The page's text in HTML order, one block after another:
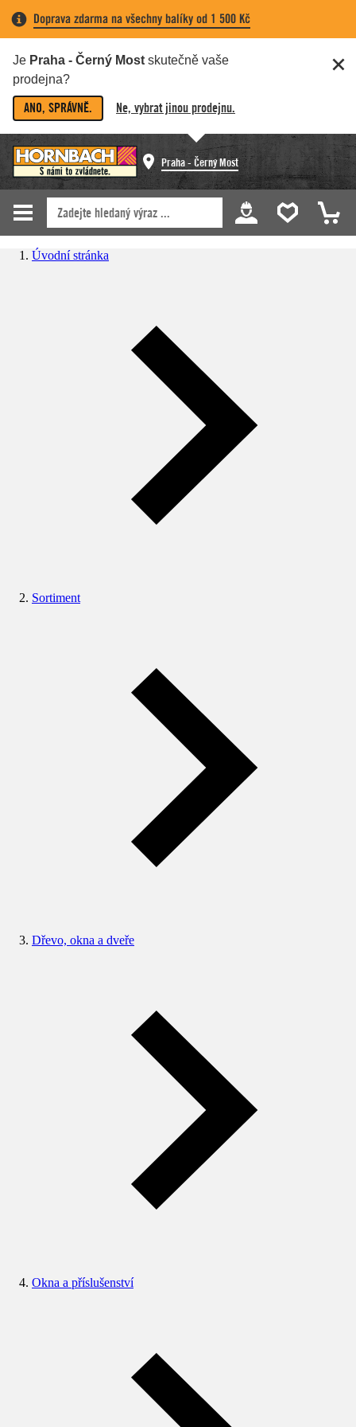
Doprava zdarma na všechny balíky od 1 500 Kč
Je Praha - Černý Most skutečně vaše
prodejna?
ANO, SPRÁVNĚ. Ne, vybrat jinou prodejnu.
Praha - Černý Most
Úvodní stránka
Sortiment
Dřevo, okna a dveře
Okna a příslušenství